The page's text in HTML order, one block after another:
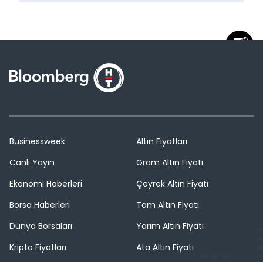
Businessweek
Canlı Yayın
Ekonomi Haberleri
Borsa Haberleri
Dünya Borsaları
Kripto Fiyatları
Altın Fiyatları
Gram Altın Fiyatı
Çeyrek Altın Fiyatı
Tam Altın Fiyatı
Yarım Altın Fiyatı
Ata Altın Fiyatı